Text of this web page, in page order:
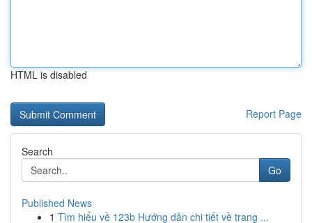
HTML is disabled
Report Page
Search
Go
Published News
1 Tìm hiểu về 123b Hướng dẫn chi tiết về trang ...